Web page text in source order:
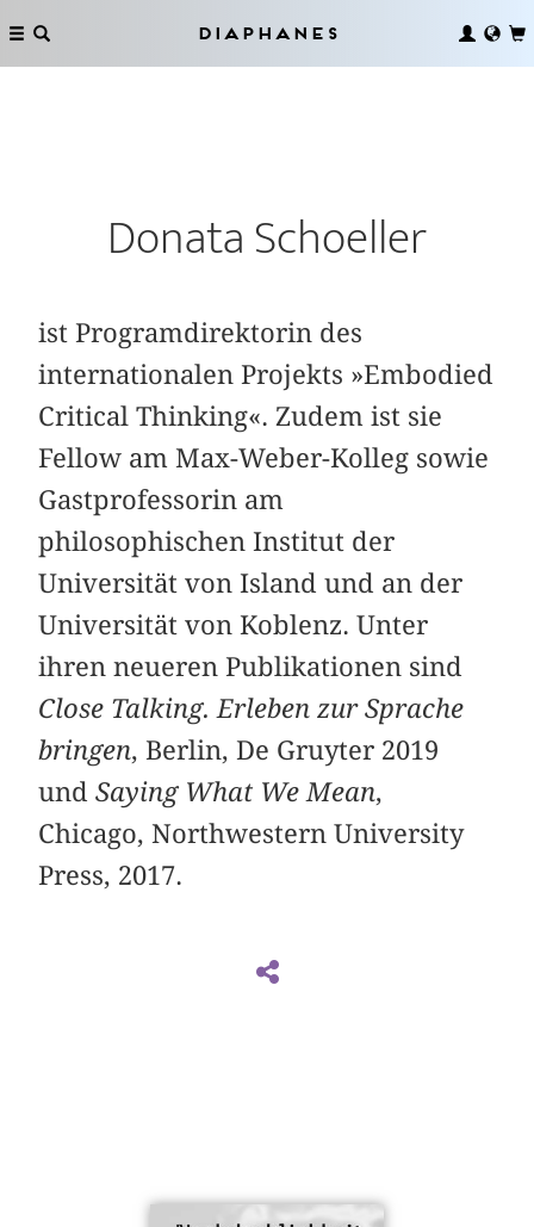
Diaphanes
Donata Schoeller
ist Programdirektorin des
internationalen Projekts »Embodied
Critical Thinking«. Zudem ist sie
Fellow am Max-Weber-Kolleg sowie
Gastprofessorin am
philosophischen Institut der
Universität von Island und an der
Universität von Koblenz. Unter
ihren neueren Publikationen sind
Close Talking. Erleben zur Sprache
bringen, Berlin, De Gruyter 2019
undSaying What We Mean,
Chicago, Northwestern University
Press, 2017.